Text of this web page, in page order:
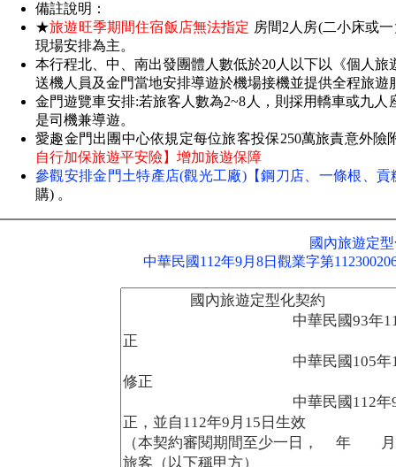
備註說明：
★旅遊旺季期間住宿飯店無法指定 房間2人房(二小床或
現場安排為主。
本行程北、中、南出發團體人數低於20人以下以《個人
送機人員及金門當地安排導遊於機場接機並提供全程旅遊
金門遊覽車安排:若旅客人數為2~8人，則採用轎車或九
是司機兼導遊。
愛趣金門出團中心依規定每位旅客投保250萬旅責意外險
自行加保旅遊平安險】增加旅遊保障
參觀安排金門土特產店(觀光工廠)【鋼刀店、一條根、
購) 。
國內旅遊定
中華民國112年9月8日觀業字第